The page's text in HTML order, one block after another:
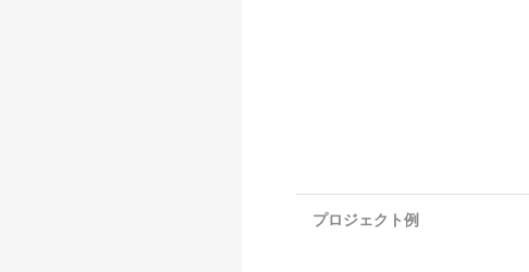
プロジェクト例